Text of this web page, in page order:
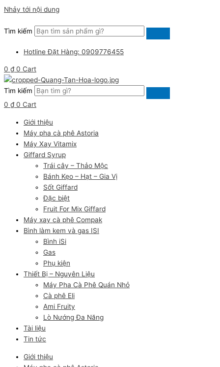
Nhảy tới nội dung
Tìm kiếm
Hotline Đặt Hàng: 0909776455
0 ₫ 0 Cart
Tìm kiếm
0 ₫ 0 Cart
Giới thiệu
Máy pha cà phê Astoria
Máy Xay Vitamix
Giffard Syrup
Trái cây – Thảo Mộc
Bánh Kẹo – Hạt – Gia Vị
Sốt Giffard
Đặc biệt
Fruit For Mix Giffard
Máy xay cà phê Compak
Bình làm kem và gas ISI
Bình iSi
Gas
Phụ kiện
Thiết Bị – Nguyên Liệu
Máy Pha Cà Phê Quán Nhỏ
Cà phê Eli
Ami Fruity
Lò Nướng Đa Năng
Tài liệu
Tin tức
Giới thiệu